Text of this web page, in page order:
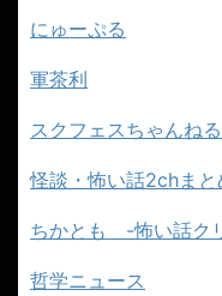
にゅーぷる
軍茶利
スクフェスちゃんね
怪談・怖い話2chまと
ちかとも -怖い話ク
哲学ニュース